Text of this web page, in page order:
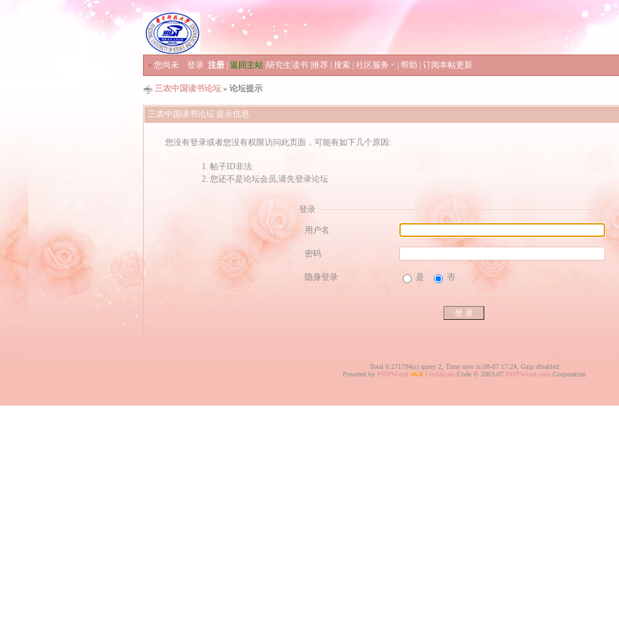
» 您尚未 登录 注册 返回主站 研究生读书 推荐 搜索 社区服务 帮助 订阅本帖更新
三农中国读书论坛 » 论坛提示
三农中国读书论坛 提示信息
您没有登录或者您没有权限访问此页面，可能有如下几个原因:
帖子ID非法
您还不是论坛会员,请先登录论坛
登录
用户名
密码
隐身登录 是 否
Total 0.271794(s) query 2, Time now is:08-07 17:24, Gzip disabled
Powered by PHPWind v6.0 Certificate Code © 2003-07 PHPWind.com Corporation